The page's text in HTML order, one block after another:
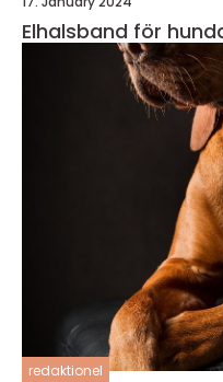
Elhalsband för
redaktionel